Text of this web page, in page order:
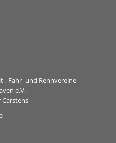
, Fahr- und Rennvereine
e.V.
Carstens